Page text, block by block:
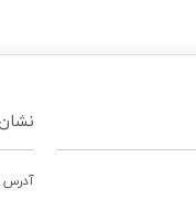
آدرس